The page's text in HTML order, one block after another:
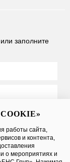
или заполните
Публичной
данных
работы сайта,
и контента,
о мероприятиях и